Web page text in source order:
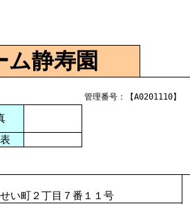
静寿園
管理番号：【A0201110】
い町２丁目７番１１号